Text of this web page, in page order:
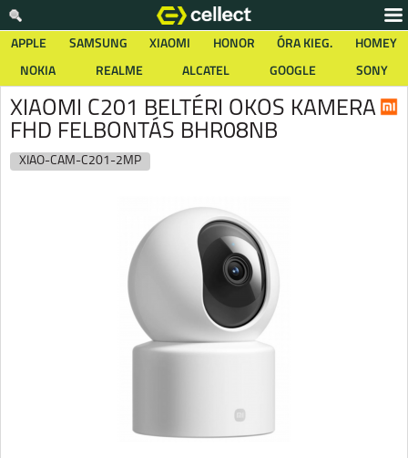
APPLE SAMSUNG XIAOMI HONOR ÓRA KIEG.
HOMEY
NOKIA
REALME ALCATEL GOOGLE SONY
XIAOMI C201 BELTÉRI OKOS KAMERA
FHD FELBONTÁS BHR08NB
XIAO-CAM-C201-2MP